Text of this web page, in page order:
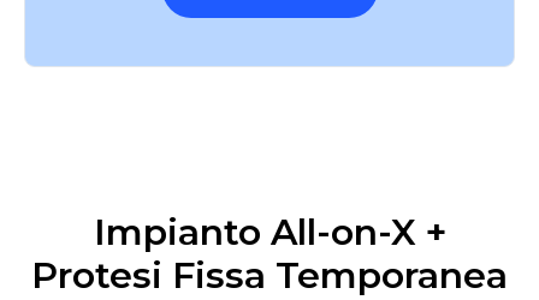
Impianto All-on-X +
Protesi Fissa Temporanea